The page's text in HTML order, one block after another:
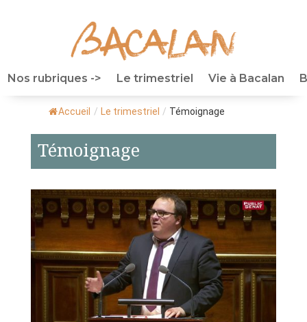
Nos rubriques -> Le trimestriel Vie à Bacalan
Accueil / Le trimestriel / Témoignage
Témoignage